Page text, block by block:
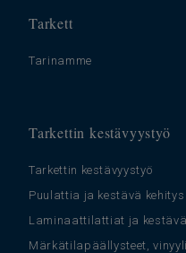
Tarkett
Tarinamme
Tarkettin kestävyystyö
Tarkettin kestävyystyö
Puulattia ja kestävä kehitys
Laminaattilattiat ja
Märkätilapäällysteet,